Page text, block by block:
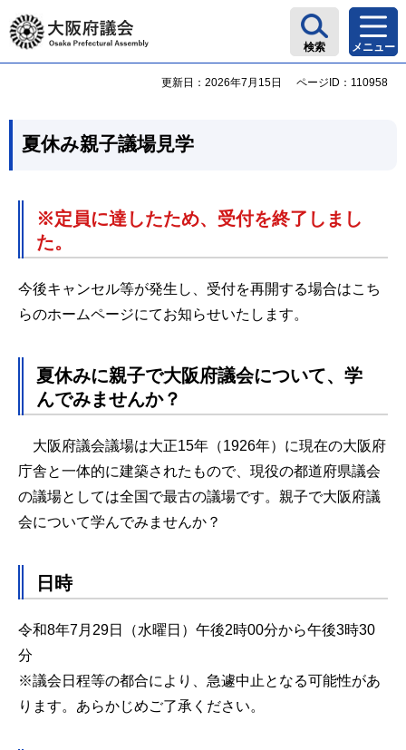
大阪府議会
検索 メニュー
更新日：2026年7月15日 ページID：110958
夏休み親子議場見学
※定員に達したため、受付を終了しまし
た。
今後キャンセル等が発生し、受付を再開する場合はこち
らのホームページにてお知らせいたします。
夏休みに親子で大阪府議会について、学
んでみませんか？
大阪府議会議場は大正15年（1926年）に現在の大阪府
庁舎と一体的に建築されたもので、現役の都道府県議会
の議場としては全国で最古の議場です。親子で大阪府議
会について学んでみませんか？
日時
令和8年7月29日（水曜日）午後2時00分から午後3時30
分
※議会日程等の都合により、急遽中止となる可能性があ
ります。あらかじめご了承ください。